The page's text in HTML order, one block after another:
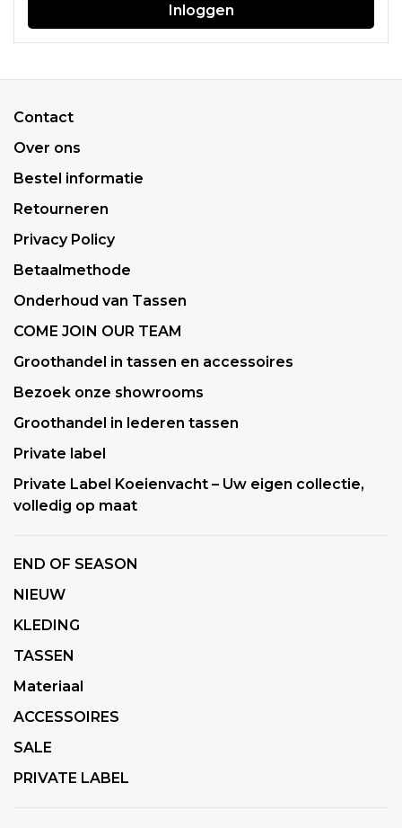
Inloggen
Contact
Over ons
Bestel informatie
Retourneren
Privacy Policy
Betaalmethode
Onderhoud van Tassen
COME JOIN OUR TEAM
Groothandel in tassen en accessoires
Bezoek onze showrooms
Groothandel in lederen tassen
Private label
Private Label Koeienvacht – Uw eigen collectie,
volledig op maat
END OF SEASON
NIEUW
KLEDING
TASSEN
Materiaal
ACCESSOIRES
SALE
PRIVATE LABEL